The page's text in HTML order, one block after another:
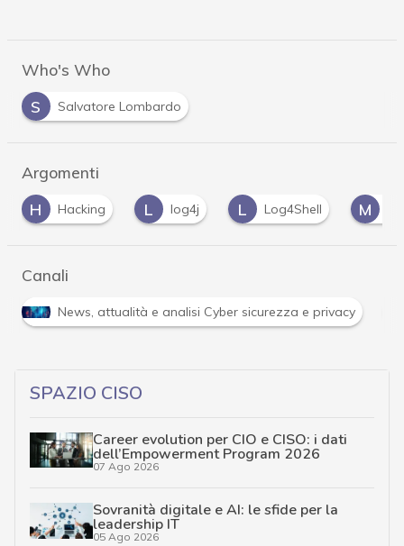
Who's Who
S
Salvatore Lombardo
Argomenti
L
log4j Log4Shell M malware P
Canali
e analisi Cyber sicurezza e privacy R Ransomware
SPAZIO CISO
Career evolution per CIO e CISO: i dati
dell’Empowerment Program 2026
07 Ago 2026
Sovranità digitale e AI: le sfide per la
leadership IT
05 Ago 2026